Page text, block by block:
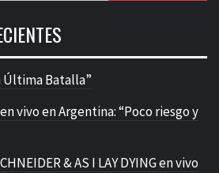
Última Batalla”
vivo en Argentina: “Poco riesgo y
& AS I LAY DYING en vivo